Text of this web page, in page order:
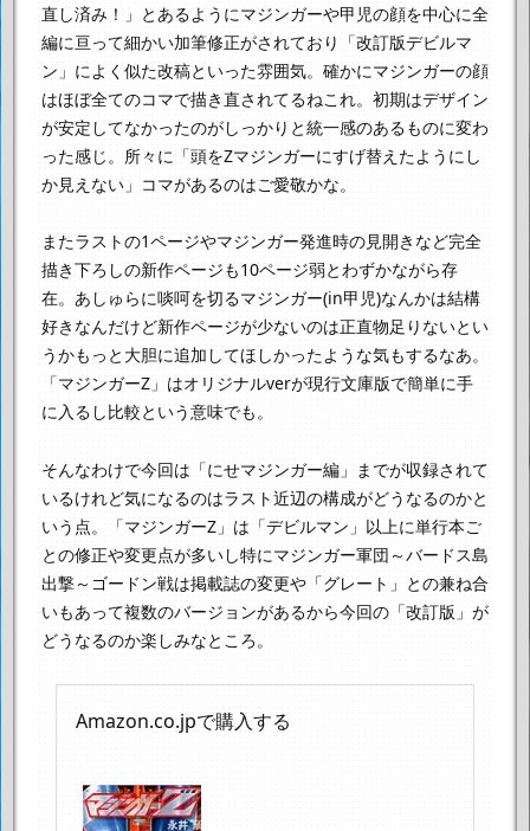
直し済み！」とあるようにマジンガーや甲児の顔を中心に全
編に亘って細かい加筆修正がされており 「改訂版デビルマ
ン」によく似た改稿といった雰囲気。 確かにマジンガーの顔
はほぼ全てのコマで描き直されてるねこれ。 初期はデザイン
が安定してなかったのがしっかりと統一感のあるものに変わ
った感じ。 所々に「頭をZマジンガーにすげ替えたようにし
か見えない」コマがあるのはご愛敬かな。
またラストの1ページやマジンガー発進時の見開きなど完全
描き下ろしの新作ページも10ページ弱とわずかながら存
在。 あしゅらに啖呵を切るマジンガー(in甲児)なんかは結構
好きなんだけど新作ページが少ないのは正直物足りないとい
うかもっと大胆に追加してほしかったような気もするなあ。
「マジンガーZ」はオリジナルverが現行文庫版で簡単に手
に入るし比較という意味でも。
そんなわけで今回は「にせマジンガー編」までが収録されて
いるけれど気になるのはラスト近辺の構成がどうなるのかと
いう点。
「マジンガーZ」は「デビルマン」以上に単行本ご
との修正や変更点が多いし特にマジンガー軍団～バードス島
出撃～ゴードン戦は掲載誌の変更や「グレート」との兼ね合
いもあって複数のバージョンがあるから今回の「改訂版」が
どうなるのか楽しみなところ。
Amazon.co.jpで購入する